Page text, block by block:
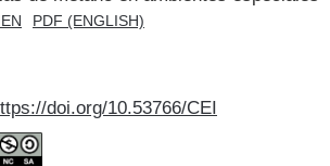
PDF (ENGLISH)
doi.org/10.53766/CEI